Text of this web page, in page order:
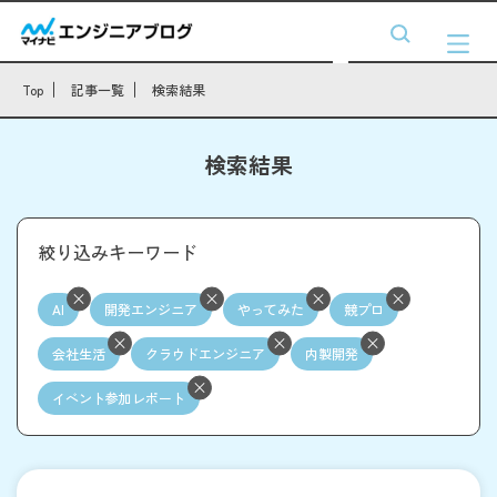
Top 記事一覧 検索結果
検索結果
絞り込みキーワード
AI 開発エンジニア やってみた 競プロ
会社生活 クラウドエンジニア 内製開発
イベント参加レポート